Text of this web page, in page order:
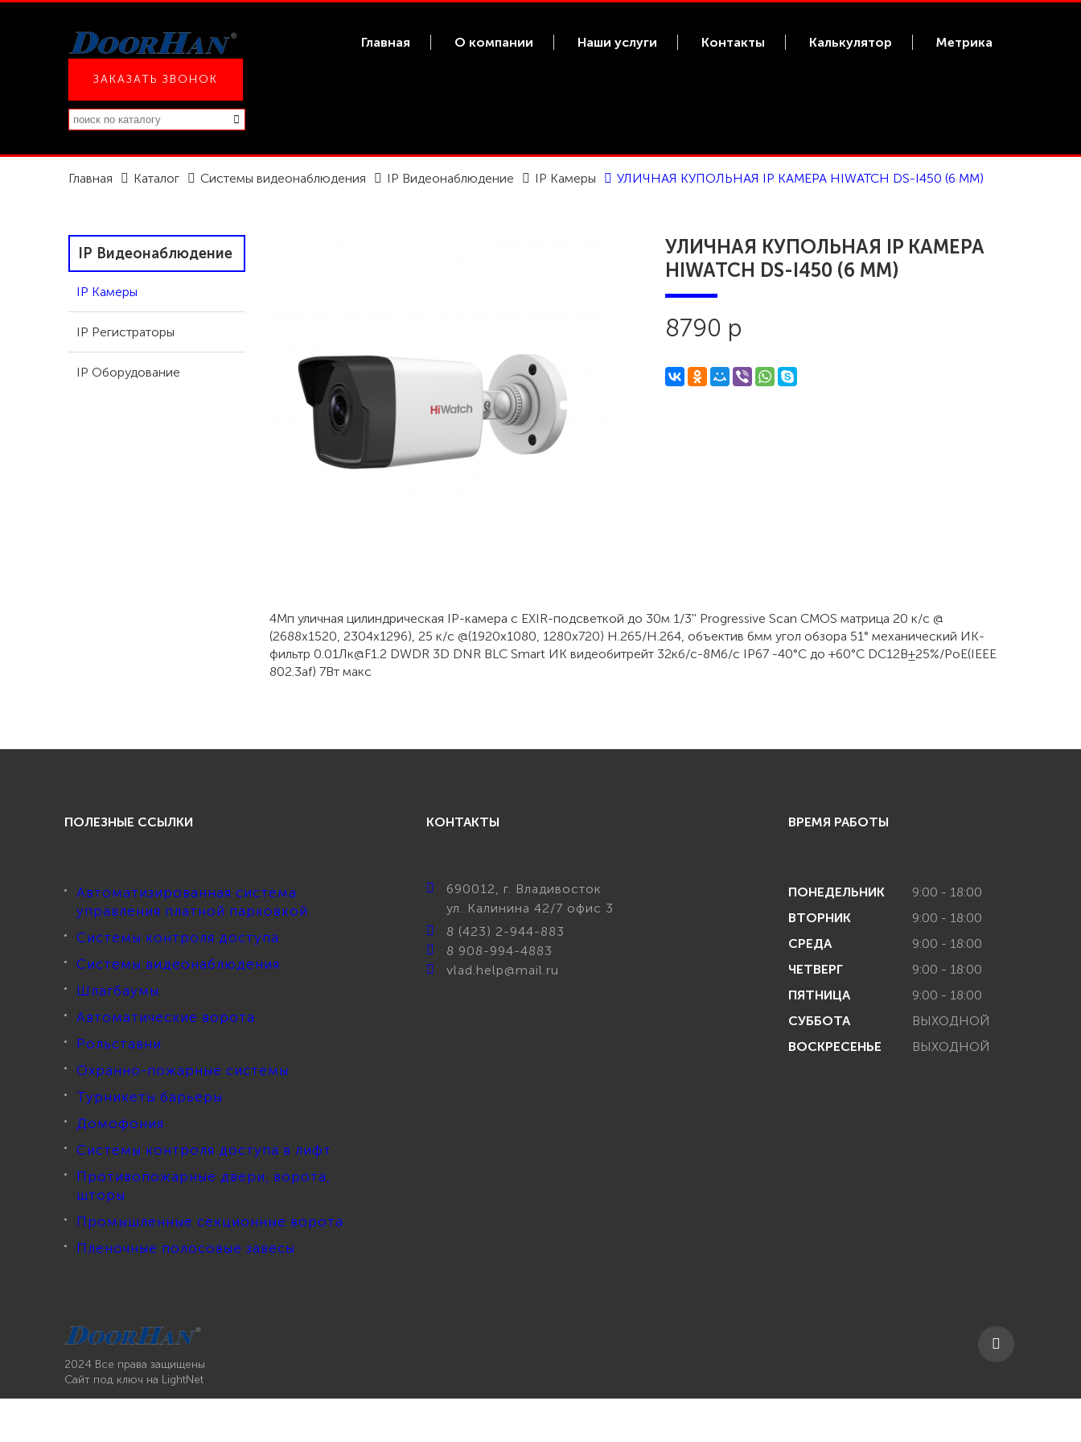
Главная О компании Наши услуги Контакты Калькулятор Метрика
ЗАКАЗАТЬ ЗВОНОК
Главная Каталог Системы видеонаблюдения IP Видеонаблюдение IP Камеры УЛИЧНАЯ КУПОЛЬНАЯ IP КАМЕРА HIWATCH DS-I450 (6 MM)
IP Видеонаблюдение
IP Камеры
IP Регистраторы
IP Оборудование
УЛИЧНАЯ КУПОЛЬНАЯ IP КАМЕРА
HIWATCH DS-I450 (6 MM)
8790 р
4Мп уличная цилиндрическая IP-камера с EXIR-подсветкой до 30м 1/3'' Progressive Scan CMOS матрица 20 к/с @
(2688x1520, 2304x1296), 25 к/с @(1920x1080, 1280x720) H.265/H.264, объектив 6мм угол обзора 51° механический ИК-
фильтр 0.01Лк@F1.2 DWDR 3D DNR BLC Smart ИК видеобитрейт 32кб/с-8Мб/с IP67 -40°C до +60°C DC12В±25%/PoE(IEEE
802.3af) 7Вт макс
ПОЛЕЗНЫЕ ССЫЛКИ
Автоматизированная система
управления платной парковкой
Системы контроля доступа
Системы видеонаблюдения
Шлагбаумы
Автоматические ворота
Рольставни
Охранно-пожарные системы
Турникеты барьеры
Домофония
Системы контроля доступа в лифт
Противопожарные двери, ворота,
шторы
Промышленные секционные ворота
Пленочные полосовые завесы
КОНТАКТЫ
690012, г. Владивосток
ул. Калинина 42/7 офис 3
8 (423) 2-944-883
8 908-994-4883
vlad.help@mail.ru
ВРЕМЯ РАБОТЫ
ПОНЕДЕЛЬНИК
9:00 - 18:00
ВТОРНИК
9:00 - 18:00
СРЕДА
9:00 - 18:00
ЧЕТВЕРГ
9:00 - 18:00
ПЯТНИЦА
9:00 - 18:00
СУББОТА
ВЫХОДНОЙ
ВОСКРЕСЕНЬЕ
ВЫХОДНОЙ
2024 Все права защищены
Сайт под ключ на LightNet